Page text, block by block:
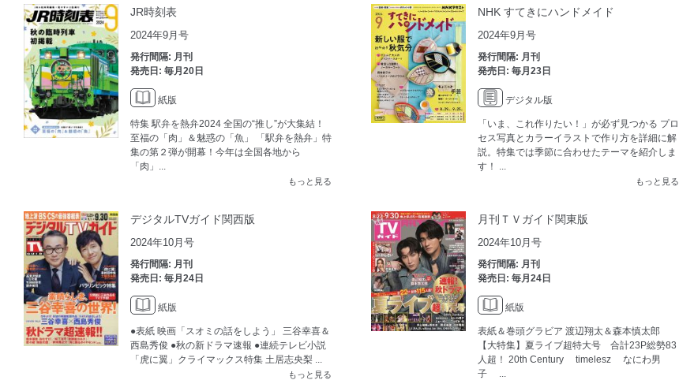
JR時刻表
2024年9月号
発行間隔: 月刊
発売日: 毎月20日
紙版
特集 駅弁を熱弁2024 全国の“推し”が大集結！
至福の「肉」＆魅惑の「魚」 「駅弁を熱弁」特
集の第２弾が開幕！今年は全国各地から
「肉」...
もっと見る
NHK すてきにハンドメイド
2024年9月号
発行間隔: 月刊
発売日: 毎月23日
デジタル版
「いま、これ作りたい！」が必ず見つかる プロ
セス写真とカラーイラストで作り方を詳細に解
説。特集では季節に合わせたテーマを紹介しま
す！ ...
もっと見る
デジタルTVガイド関西版
2024年10月号
発行間隔: 月刊
発売日: 毎月24日
紙版
●表紙 映画「スオミの話をしよう」 三谷幸喜＆
西島秀俊 ●秋の新ドラマ速報 ●連続テレビ小説
「虎に翼」クライマックス特集 土居志央梨 ...
もっと見る
月刊ＴＶガイド関東版
2024年10月号
発行間隔: 月刊
発売日: 毎月24日
紙版
表紙＆巻頭グラビア 渡辺翔太＆森本慎太郎
【大特集】夏ライブ超特大号 合計23P総勢83
人超！ 20th Century timelesz なにわ男
子 ...